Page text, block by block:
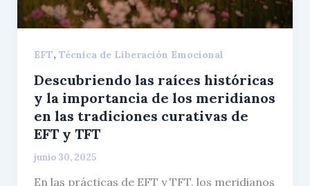
EFT, Técnica de Liberación Emocional
Descubriendo las raíces históricas
y la importancia de los meridianos
en las tradiciones curativas de
EFT y TFT
junio 30, 2025
En las prácticas de EFT y TFT, los meridianos